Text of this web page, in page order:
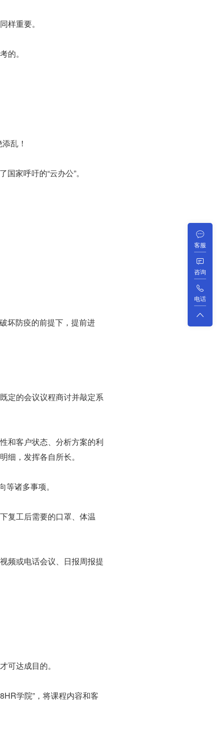
样重要。
的。
乱！
家呼吁的“云办公”。
坏防疫的前提下，提前进
定的会议议程商讨并敲定系
和客户状态、分析方案的利
，发挥各自所长。
诸多事项。
复工后需要的口罩、体温
频或电话会议、日报周报提
可达成目的。
学院”，将课程内容和客
客服
咨询
电话